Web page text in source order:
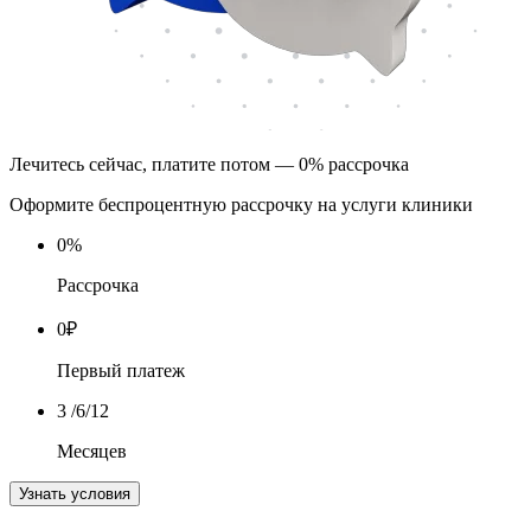
Лечитесь сейчас, платите потом — 0% рассрочка
Оформите беспроцентную рассрочку на услуги клиники
0%
Рассрочка
0₽
Первый платеж
3 /6/12
Месяцев
Узнать условия